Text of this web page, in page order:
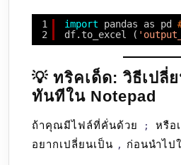
1
2
import pandas as pd
df.to_excel (
💡 ทริคเด็ด: วิธีเปลี่
ทันทีใน Notepad
ถ้าคุณมีไฟล์ที่คั่นด้วย ;
หรือ
อยากเปลี่ยนเป็น , ก่อนนำไป